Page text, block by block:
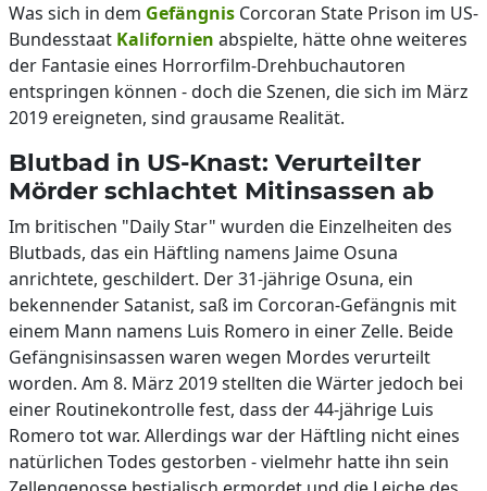
Was sich in dem Gefängnis Corcoran State Prison im US-
Bundesstaat Kalifornien abspielte, hätte ohne weiteres
der Fantasie eines Horrorfilm-Drehbuchautoren
entspringen können - doch die Szenen, die sich im März
2019 ereigneten, sind grausame Realität.
Blutbad in US-Knast: Verurteilter
Mörder schlachtet Mitinsassen ab
Im britischen "Daily Star" wurden die Einzelheiten des
Blutbads, das ein Häftling namens Jaime Osuna
anrichtete, geschildert. Der 31-jährige Osuna, ein
bekennender Satanist, saß im Corcoran-Gefängnis mit
einem Mann namens Luis Romero in einer Zelle. Beide
Gefängnisinsassen waren wegen Mordes verurteilt
worden. Am 8. März 2019 stellten die Wärter jedoch bei
einer Routinekontrolle fest, dass der 44-jährige Luis
Romero tot war. Allerdings war der Häftling nicht eines
natürlichen Todes gestorben - vielmehr hatte ihn sein